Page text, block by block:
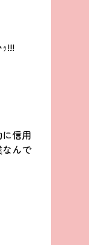
!!!
信用
んで